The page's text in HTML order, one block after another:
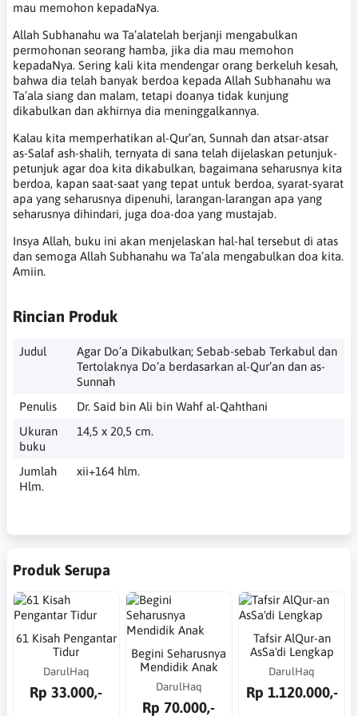
mau memohon kepadaNya.
Allah Subhanahu wa Ta’alatelah berjanji mengabulkan
permohonan seorang hamba, jika dia mau memohon
kepadaNya. Sering kali kita mendengar orang berkeluh kesah,
bahwa dia telah banyak berdoa kepada Allah Subhanahu wa
Ta’ala siang dan malam, tetapi doanya tidak kunjung
dikabulkan dan akhirnya dia meninggalkannya.
Kalau kita memperhatikan al-Qur’an, Sunnah dan atsar-atsar
as-Salaf ash-shalih, ternyata di sana telah dijelaskan petunjuk-
petunjuk agar doa kita dikabulkan, bagaimana seharusnya kita
berdoa, kapan saat-saat yang tepat untuk berdoa, syarat-syarat
apa yang seharusnya dipenuhi, larangan-larangan apa yang
seharusnya dihindari, juga doa-doa yang mustajab.
Insya Allah, buku ini akan menjelaskan hal-hal tersebut di atas
dan semoga Allah Subhanahu wa Ta’ala mengabulkan doa kita.
Amiin.
Rincian Produk
Judul
Agar Do’a Dikabulkan; Sebab-sebab Terkabul dan
Tertolaknya Do’a berdasarkan al-Qur’an dan as-
Sunnah
Penulis
Dr. Said bin Ali bin Wahf al-Qahthani
Ukuran
buku
14,5 x 20,5 cm.
Jumlah
Hlm.
xii+164 hlm.
Produk Serupa
61 Kisah Pengantar
Tidur
DarulHaq
Rp 33.000,-
Begini Seharusnya
Mendidik Anak
DarulHaq
Rp 70.000,-
Tafsir AlQur-an
AsSa'di Lengkap
DarulHaq
Rp 1.120.000,-